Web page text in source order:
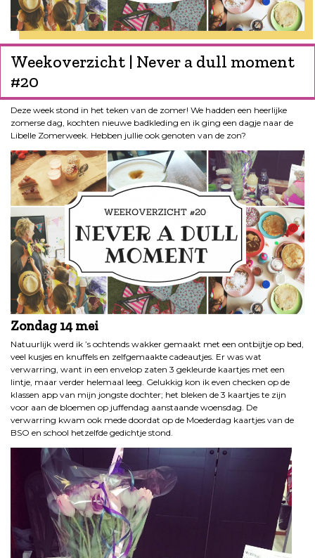
Weekoverzicht | Never a dull moment
#20
Deze week stond in het teken van de zomer! We hadden een heerlijke
zomerse dag, kochten nieuwe badkleding en ik ging een dagje naar de
Libelle Zomerweek. Hebben jullie ook genoten van de zon?
Zondag 14 mei
Natuurlijk werd ik ’s ochtends wakker gemaakt met een ontbijtje op bed,
veel kusjes en knuffels en zelfgemaakte cadeautjes. Er was wat
verwarring, want in een envelop zaten 3 gekleurde kaartjes met een
lintje, maar verder helemaal leeg. Gelukkig kon ik even checken op de
klassen app van mijn jongste dochter; het bleken de 3 kaartjes te zijn
voor aan de bloemen op juffendag aanstaande woensdag. De
verwarring kwam ook mede doordat op de Moederdag kaartjes van de
BSO en school hetzelfde gedichtje stond.